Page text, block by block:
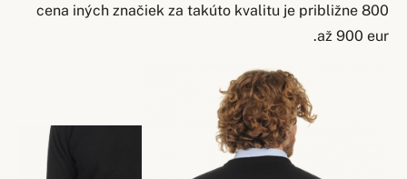
cena iných značiek za takúto kvalitu je približne 800
až 900 eur.